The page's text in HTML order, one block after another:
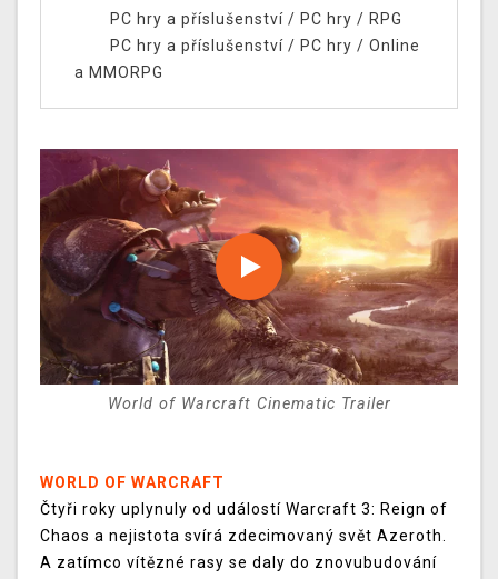
PC hry a příslušenství/ PC hry / RPG
PC hry a příslušenství/ PC hry / Online
a MMORPG
World of Warcraft Cinematic Trailer
WORLD OF WARCRAFT
Čtyři roky uplynuly od událostí Warcraft 3: Reign of
Chaos a nejistota svírá zdecimovaný svět Azeroth.
A zatímco vítězné rasy se daly do znovubudování